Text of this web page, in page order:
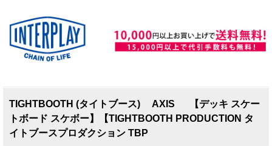
TIGHTBOOTH (タイトブース) AXIS 【デッキ スケー
トボード スケボー】【TIGHTBOOTH PRODUCTION タ
イトブースプロダクション TBP